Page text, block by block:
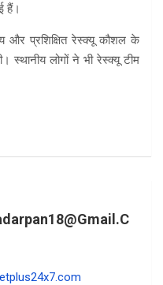
हैं।
और प्रशिक्षित रेस्क्यू कौशल के
स्थानीय लोगों ने भी रेस्क्यू टीम